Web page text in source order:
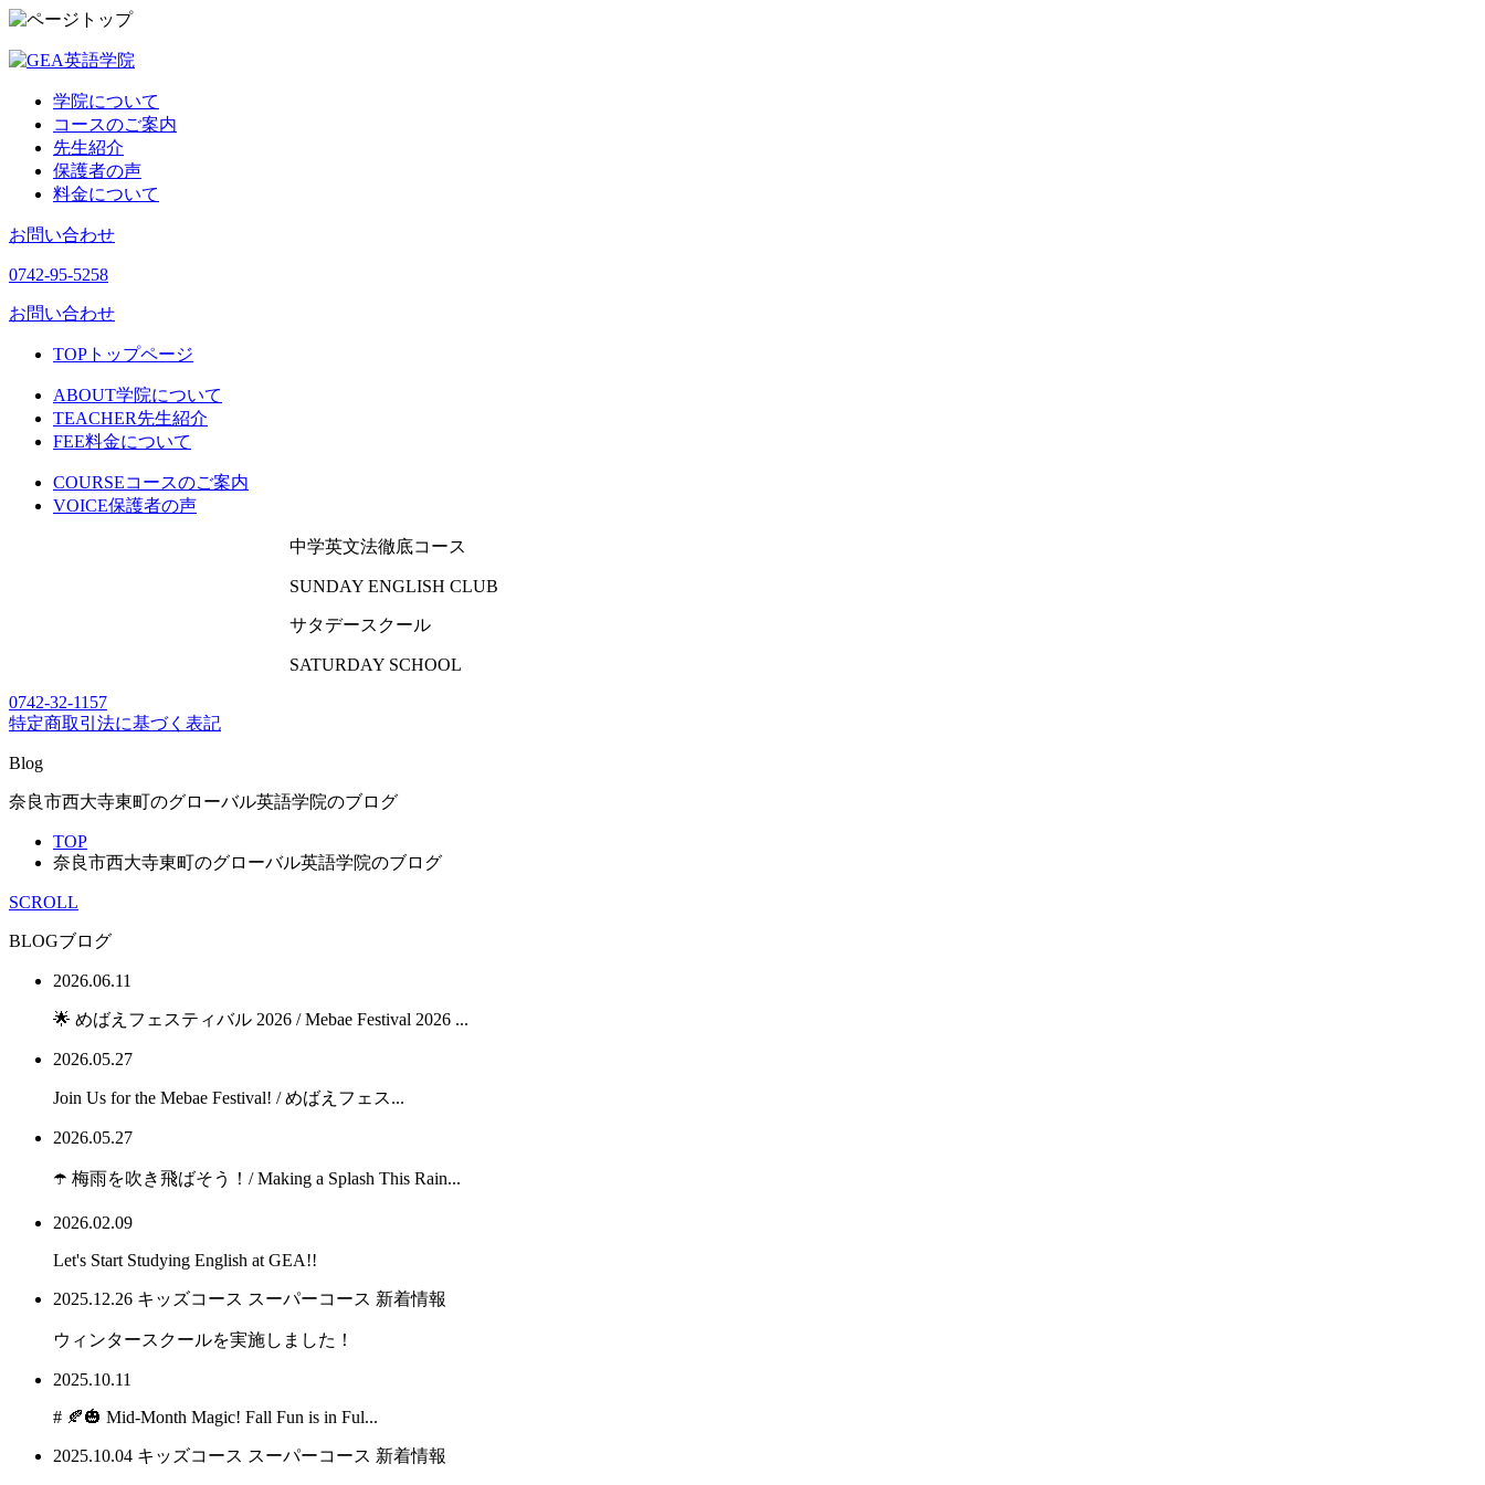
学院について
コースのご案内
先生紹介
保護者の声
料金について
お問い合わせ
0742-95-5258
お問い合わせ
TOP トップページ
ABOUT学院について
TEACHER先生紹介
FEE料金について
COURSEコースのご案内
VOICE保護者の声
中学英文法徹底コース
SUNDAY ENGLISH CLUB
サタデースクール
SATURDAY SCHOOL
0742-32-1157
特定商取引法に基づく表記
Blog
奈良市西大寺東町のグローバル英語学院のブログ
TOP
奈良市西大寺東町のグローバル英語学院のブログ
SCROLL
BLOGブログ
2026.06.11
🌟 めばえフェスティバル 2026 / Mebae Festival 2026 ...
2026.05.27
Join Us for the Mebae Festival! / めばえフェス...
2026.05.27
☂️ 梅雨を吹き飛ばそう！/ Making a Splash This Rain...
2026.02.09
Let's Start Studying English at GEA!!
2025.12.26 キッズコース スーパーコース 新着情報
ウィンタースクールを実施しました！
2025.10.11
# 🍂🎃 Mid-Month Magic! Fall Fun is in Ful...
2025.10.04 キッズコース スーパーコース 新着情報